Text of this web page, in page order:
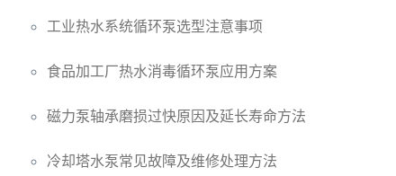
工业热水系统循环泵选型注意事项
食品加工厂热水消毒循环泵应用方案
磁力泵轴承磨损过快原因及延长寿命方法
冷却塔水泵常见故障及维修处理方法